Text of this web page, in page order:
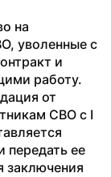
на
уволенные с
и
работу.
от
СВО с I
ее
заключения